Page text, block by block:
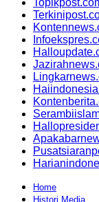
Home
Histori Media